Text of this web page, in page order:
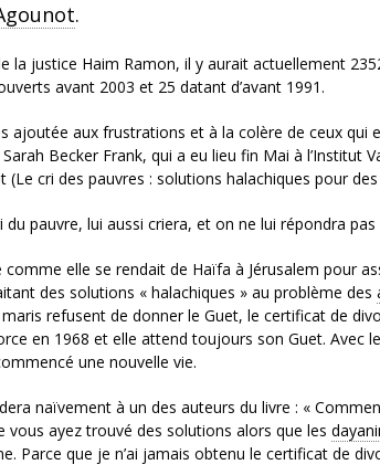
.
la justice Haim Ramon, il y aurait actuellement
avant 2003 et 25 datant d’avant 1991.
ajoutée aux frustrations et à la colère de ceux qui
Becker Frank, qui a eu lieu fin Mai à l’Institut
cri des pauvres : solutions halachiques pour des
pauvre, lui aussi criera, et on ne lui répondra pas
elle se rendait de Haïfa à Jérusalem pour
des solutions « halachiques » au problème des
refusent de donner le Guet, le certificat de
en 1968 et elle attend toujours son Guet. Avec
une nouvelle vie.
naïvement à un des auteurs du livre : «
ayez trouvé des solutions alors que les
Parce que je n’ai jamais obtenu le certificat de